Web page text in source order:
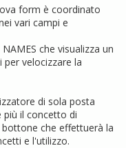
form è coordinato
vari campi e
che visualizza un
velocizzare la
di sola posta
il concetto di
che effettuerà la
e l'utilizzo.